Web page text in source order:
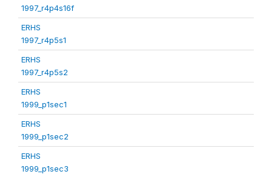
1997_r4p4s16f
ERHS
1997_r4p5s1
ERHS
1997_r4p5s2
ERHS
1999_p1sec1
ERHS
1999_p1sec2
ERHS
1999_p1sec3